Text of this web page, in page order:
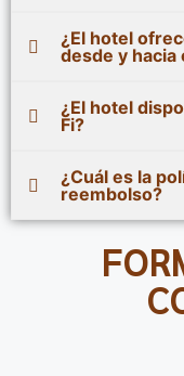
¿El hotel
desde y
¿El hotel
Fi?
¿Cuál es la
reembolso?